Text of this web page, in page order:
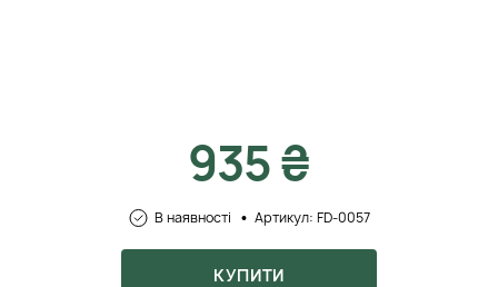
935 ₴
В наявності Артикул: FD-0057
КУПИТИ